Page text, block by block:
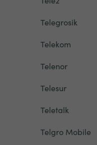
Telegrosik
Telekom
Telenor
Telesur
Teletalk
Telgro Mobile